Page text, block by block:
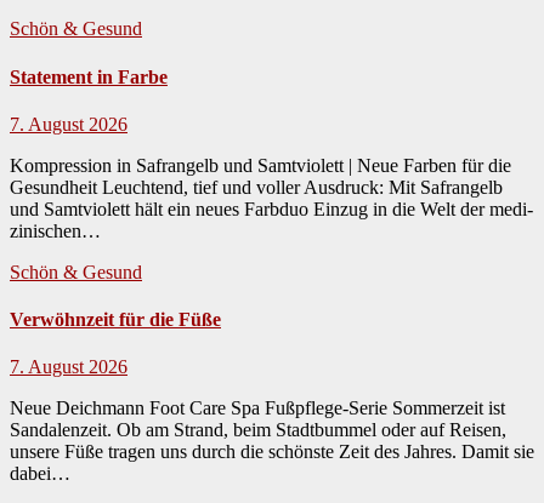
Schön & Gesund
Statement in Farbe
7. August 2026
Kompression in Safrangelb und Samtviolett | Neue Farben für die
Gesundheit Leuch­t­end, tief und voller Aus­druck: Mit Safrangelb
und Samtvi­o­lett hält ein neues Farb­duo Einzug in die Welt der medi­
zinis­chen…
Schön & Gesund
Verwöhnzeit für die Füße
7. August 2026
Neue Deichmann Foot Care Spa Fußpflege-Serie Som­merzeit ist
San­dalen­zeit. Ob am Strand, beim Stadt­bum­mel oder auf Reisen,
unsere Füße tra­gen uns durch die schön­ste Zeit des Jahres. Damit sie
dabei…